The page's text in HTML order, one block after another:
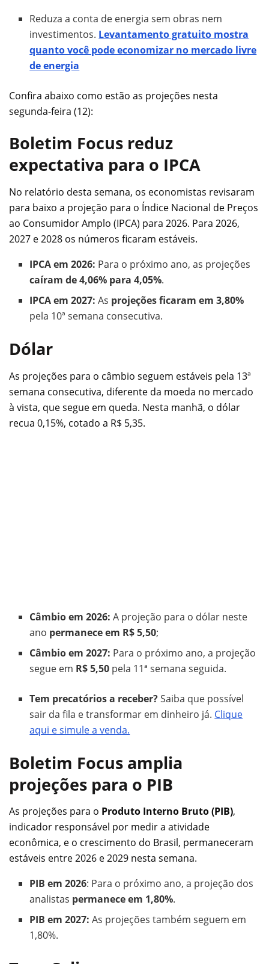
Reduza a conta de energia sem obras nem
investimentos. Levantamento gratuito mostra
quanto você pode economizar no mercado livre
de energia
Confira abaixo como estão as projeções nesta
segunda-feira (12):
Boletim Focus reduz
expectativa para o IPCA
No relatório desta semana, os economistas revisaram
para baixo a projeção para o Índice Nacional de Preços
ao Consumidor Amplo (IPCA) para 2026. Para 2026,
2027 e 2028 os números ficaram estáveis.
IPCA em 2026: Para o próximo ano, as projeções
caíram de 4,06% para 4,05%.
IPCA em 2027: As projeções ficaram em 3,80%
pela 10ª semana consecutiva.
Dólar
As projeções para o câmbio seguem estáveis pela 13ª
semana consecutiva, diferente da moeda no mercado
à vista, que segue em queda. Nesta manhã, o dólar
recua 0,15%, cotado a R$ 5,35.
Câmbio em 2026: A projeção para o dólar neste
ano permanece em R$ 5,50;
Câmbio em 2027: Para o próximo ano, a projeção
segue em R$ 5,50 pela 11ª semana seguida.
Tem precatórios a receber?Saiba que possível
sair da fila e transformar em dinheiro já. Clique
aqui e simule a venda.
Boletim Focus amplia
projeções para o PIB
As projeções para o Produto Interno Bruto (PIB),
indicador responsável por medir a atividade
econômica, e o crescimento do Brasil, permaneceram
estáveis entre 2026 e 2029 nesta semana.
PIB em 2026: Para o próximo ano, a projeção dos
analistas permanece em 1,80%.
PIB em 2027: As projeções também seguem em
1,80%.